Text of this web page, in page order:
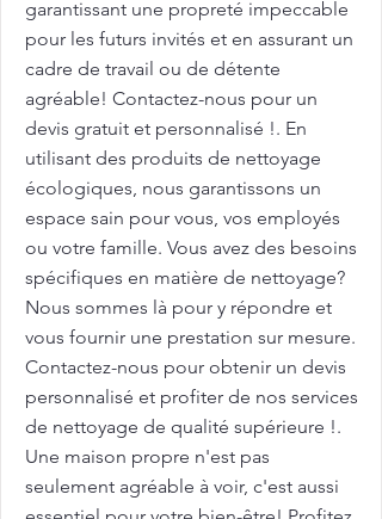
garantissant une propreté impeccable
pour les futurs invités et en assurant un
cadre de travail ou de détente
agréable! Contactez-nous pour un
devis gratuit et personnalisé !. En
utilisant des produits de nettoyage
écologiques, nous garantissons un
espace sain pour vous, vos employés
ou votre famille. Vous avez des besoins
spécifiques en matière de nettoyage?
Nous sommes là pour y répondre et
vous fournir une prestation sur mesure.
Contactez-nous pour obtenir un devis
personnalisé et profiter de nos services
de nettoyage de qualité supérieure !.
Une maison propre n'est pas
seulement agréable à voir, c'est aussi